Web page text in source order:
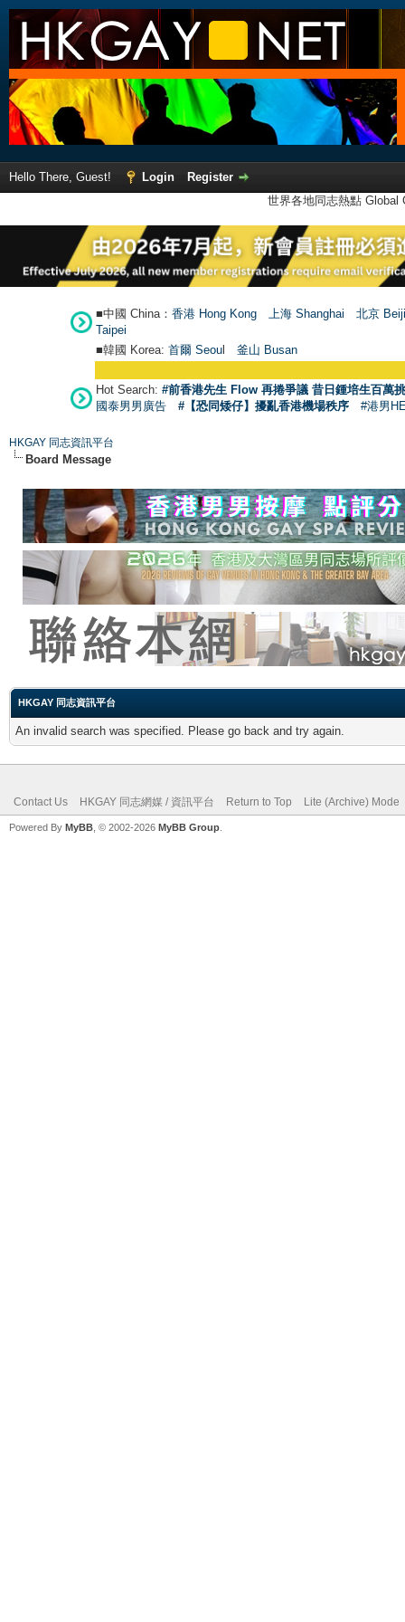
Hello There, Guest! Login
Register
世界各地同志熱點
■中國 China： 香港 Hong Kong 上海 Shanghai
北京
Taipei
■韓國 Korea: 首爾 Seoul 釜山 Busan
Hot Search: #前香港先生 Flow 再捲爭議 昔日鍾培生百萬
國泰男男廣告
#【恐同矮仔】擾亂香港機場秩序 #港男
HKGAY 同志資訊平台
Board Message
HKGAY 同志資訊平台
An invalid search was specified. Please go back and try again.
Contact Us HKGAY 同志網媒 / 資訊平台 Return to Top Lite (Archive) Mode
Powered By MyBB , © 2002-2026 MyBB Group